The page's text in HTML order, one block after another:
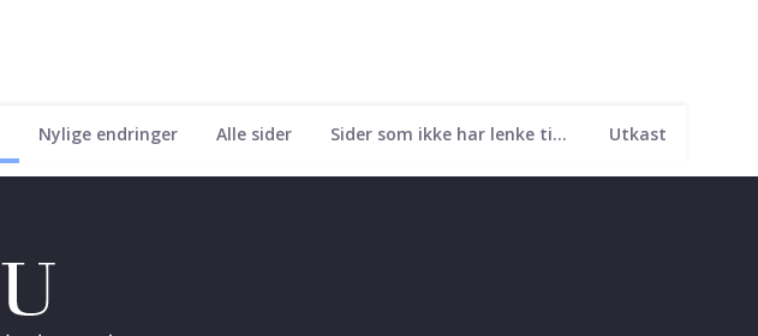
Nylige endringer Alle sider Sider som ikke har lenke til seg Utkast